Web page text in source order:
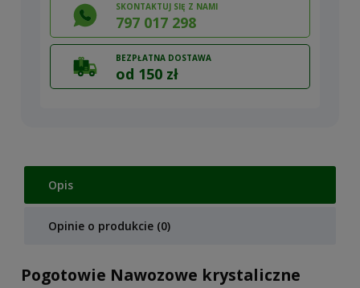
SKONTAKTUJ SIĘ Z NAMI
797 017 298
BEZPŁATNA DOSTAWA
od 150 zł
Opis
Opinie o produkcie (0)
Pogotowie Nawozowe krystaliczne